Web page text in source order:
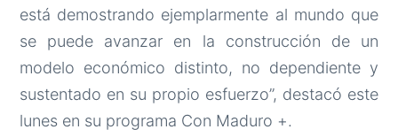
está demostrando ejemplarmente al mundo que
se puede avanzar en la construcción de un
modelo económico distinto, no dependiente y
sustentado en su propio esfuerzo”, destacó este
lunes en su programa Con Maduro +.